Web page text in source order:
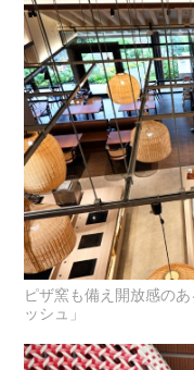
ピザ窯も備え開放感の
ッシュ」